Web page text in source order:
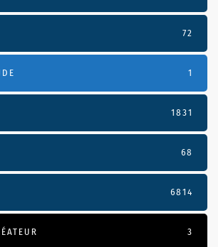
72
1
1831
68
6814
3